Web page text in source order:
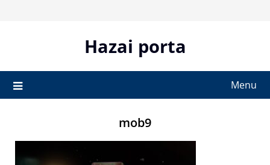
Hazai porta
Menu
mob9